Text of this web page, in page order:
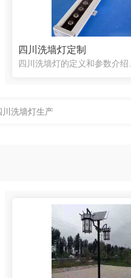
四川洗墙灯定制
川洗墙灯生产